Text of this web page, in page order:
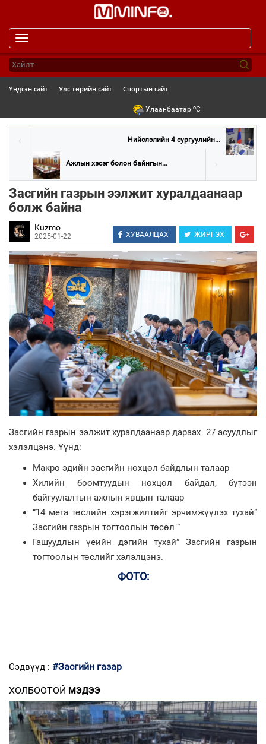
navigation
Үндсэн сайт Улс төрийн сайт Спортын сайт
Улаанбаатар oC
Нийслэлийн 4 сургуулийн...
Ажлын хэсэг болон байнгын...
Засгийн газрын ээлжит хуралдаанаар
болж байна
Kuzmo
2025-01-22 ХУВААЛЦАХ ЖИРГЭХ
Засгийн газрын ээлжит хуралдаанаар дараах 27 асуудлыг
хэлэлцэнэ. Үүнд:
Макро эдийн засгийн нөхцөл байдлын талаар
Хилийн боомтуудын нөхцөл байдал, бүтээн
байгуулалтын ажлын явцын талаар
“14 мега төслийн хэрэгжилтийг эрчимжүүлэх тухай”
Засгийн газрын тогтоолын төсөл “
Гашуудлын үеийн дэгийн тухай” Засгийн газрын
тогтоолын төслийг хэлэлцэнэ.
ФОТО:
Сэдвүүд : #Засгийн газар
ХОЛБООТОЙ МЭДЭЭ